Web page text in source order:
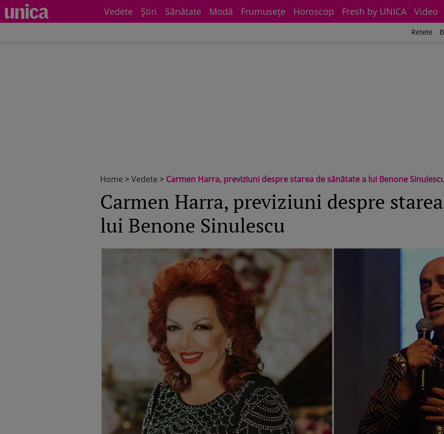
Vedete Știri Sănătate Modă Frumuseţe Horoscop Fresh by UNICA Video
Retete
Home >Vedete > Carmen Harra, previziuni despre starea de sănătate a lui Benone
Carmen Harra, previziuni despre
lui Benone Sinulescu